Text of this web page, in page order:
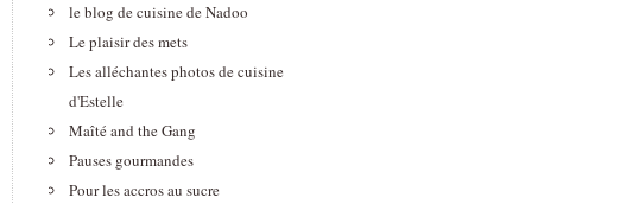
le blog de cuisine de Nadoo
Le plaisir des mets
Les alléchantes photos de cuisine
d'Estelle
Maîté and the Gang
Pauses gourmandes
Pour les accros au sucre